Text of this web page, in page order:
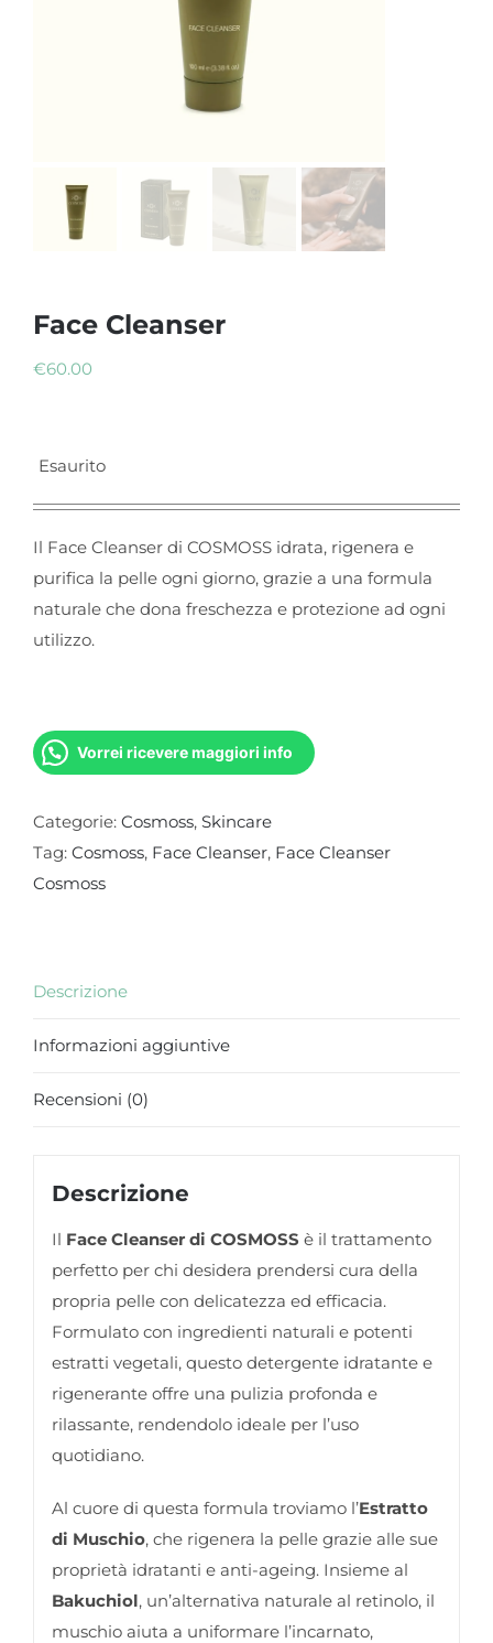
Face Cleanser
€60.00
Esaurito
Il Face Cleanser di COSMOSS idrata, rigenera e
purifica la pelle ogni giorno, grazie a una formula
naturale che dona freschezza e protezione ad ogni
utilizzo.
Vorrei ricevere maggiori info
Categorie: Cosmoss, Skincare
Tag: Cosmoss, Face Cleanser, Face Cleanser
Cosmoss
Descrizione
Informazioni aggiuntive
Recensioni (0)
Descrizione
Il Face Cleanser di COSMOSS è il trattamento
perfetto per chi desidera prendersi cura della
propria pelle con delicatezza ed efficacia.
Formulato con ingredienti naturali e potenti
estratti vegetali, questo detergente idratante e
rigenerante offre una pulizia profonda e
rilassante, rendendolo ideale per l’uso
quotidiano.
Al cuore di questa formula troviamo l’Estratto
di Muschio, che rigenera la pelle grazie alle sue
proprietà idratanti e anti-ageing. Insieme al
Bakuchiol, un’alternativa naturale al retinolo, il
muschio aiuta a uniformare l’incarnato,